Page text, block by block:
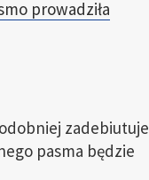
prowadziła
zadebiutuje
pasma będzie